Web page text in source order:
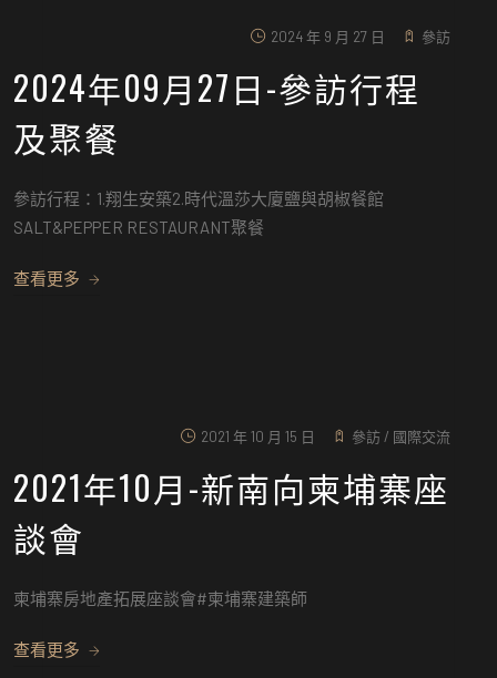
2024 年 9 月 27 日 參訪
2024年09月27日-參訪行程
及聚餐
參訪行程：1.翔生安築2.時代溫莎大廈鹽與胡椒餐館
SALT&PEPPER RESTAURANT聚餐
查看更多
2021 年 10 月 15 日 參訪 / 國際交流
2021年10月-新南向柬埔寨座
談會
柬埔寨房地產拓展座談會#柬埔寨建築師
查看更多